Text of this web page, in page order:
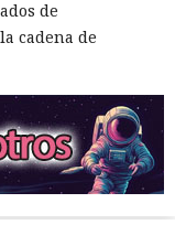
de
cadena de